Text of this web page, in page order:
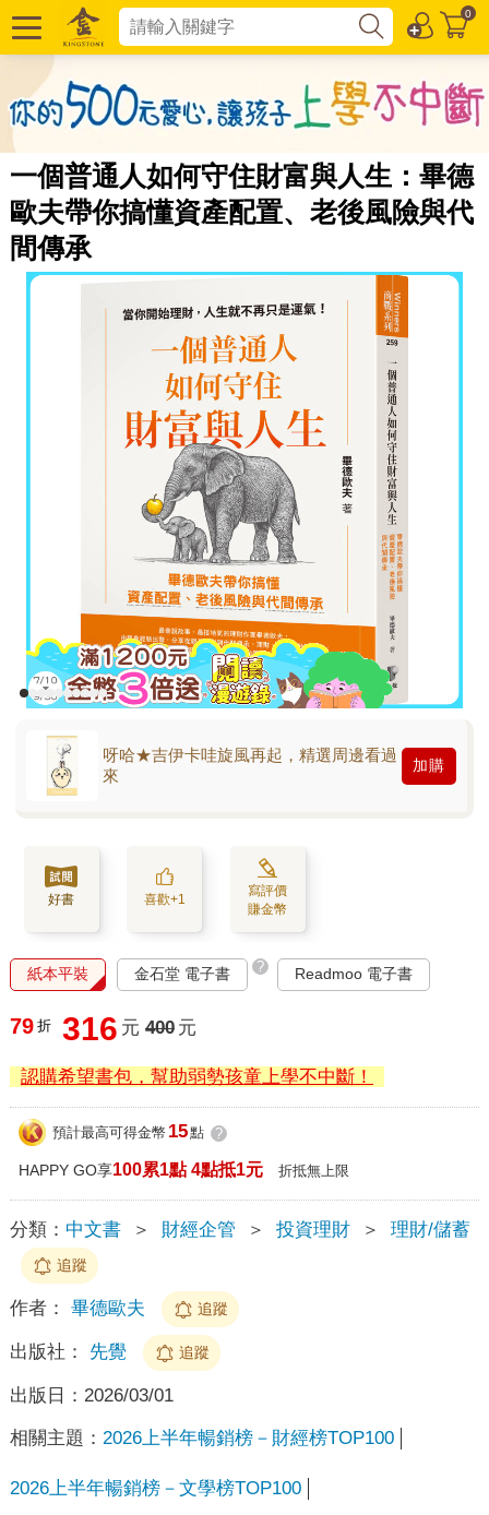
0
一個普通人如何守住財富與人生：畢德
歐夫帶你搞懂資產配置、老後風險與代
間傳承
呀哈★吉伊卡哇旋風再起，精選周邊看過
來
加購
好書 喜歡+1
寫評價
賺金幣
紙本平裝 金石堂 電子書 ? Readmoo 電子書
79 折 316 元 400 元
認購希望書包，幫助弱勢孩童上學不中斷！
預計最高可得金幣 15點 ?
HAPPY GO享100累1點 4點抵1元 折抵無上限
分類： 中文書 ＞ 財經企管 ＞ 投資理財 ＞ 理財/儲蓄
追蹤
作者： 畢德歐夫 追蹤
出版社： 先覺 追蹤
出版日： 2026/03/01
相關主題： 2026上半年暢銷榜－財經榜TOP100
2026上半年暢銷榜－文學榜TOP100